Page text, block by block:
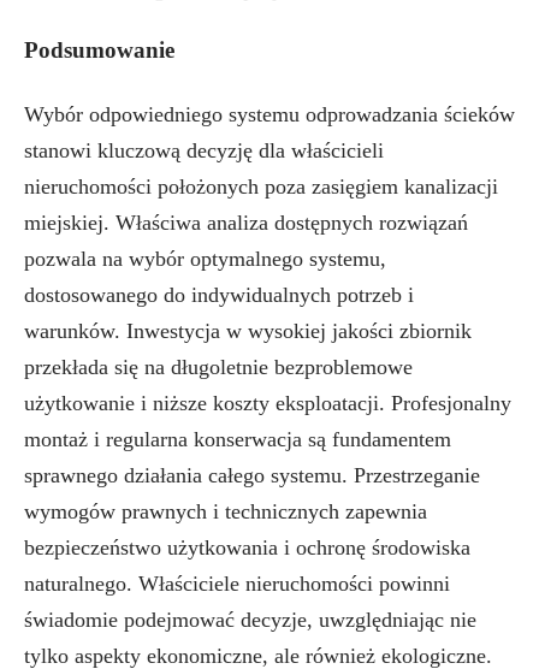
Podsumowanie
Wybór odpowiedniego systemu odprowadzania ścieków
stanowi kluczową decyzję dla właścicieli
nieruchomości położonych poza zasięgiem kanalizacji
miejskiej. Właściwa analiza dostępnych rozwiązań
pozwala na wybór optymalnego systemu,
dostosowanego do indywidualnych potrzeb i
warunków. Inwestycja w wysokiej jakości zbiornik
przekłada się na długoletnie bezproblemowe
użytkowanie i niższe koszty eksploatacji. Profesjonalny
montaż i regularna konserwacja są fundamentem
sprawnego działania całego systemu. Przestrzeganie
wymogów prawnych i technicznych zapewnia
bezpieczeństwo użytkowania i ochronę środowiska
naturalnego. Właściciele nieruchomości powinni
świadomie podejmować decyzje, uwzględniając nie
tylko aspekty ekonomiczne, ale również ekologiczne.